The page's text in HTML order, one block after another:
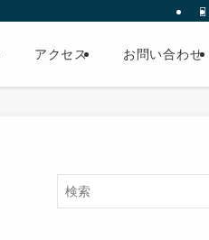
アクセス お問い合わせ